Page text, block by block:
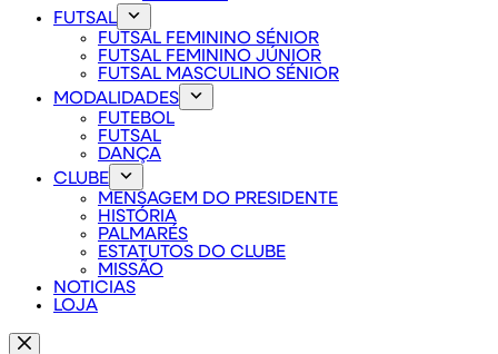
FUTSAL
FUTSAL FEMININO SÉNIOR
FUTSAL FEMININO JÚNIOR
FUTSAL MASCULINO SÉNIOR
MODALIDADES
FUTEBOL
FUTSAL
DANÇA
CLUBE
MENSAGEM DO PRESIDENTE
HISTÓRIA
PALMARÉS
ESTATUTOS DO CLUBE
MISSÃO
NOTICIAS
LOJA